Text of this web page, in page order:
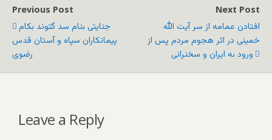
Previous Post
جنایتی بنام سد گتوند بکام
پیمانکاران سپاه و آستان قدس
رضوی
Next Post
افتادن عمامه از سر آیت الله
خمینی در اثر هجوم مردم پس از
ورود به ایران و سخنرانی
Leave a Reply